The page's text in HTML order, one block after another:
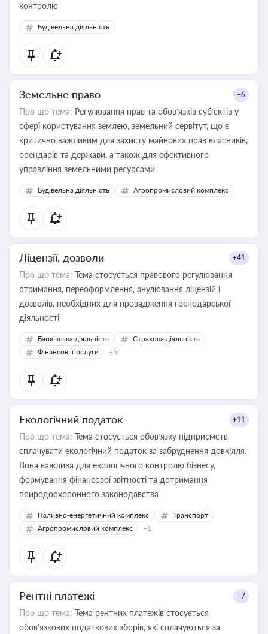
контролю
Будівельна діяльність
Земельне право +6
Про що тема: Регулювання прав та обов’язків суб’єктів у
сфері користування землею, земельний сервітут, що є
критично важливим для захисту майнових прав власників,
орендарів та держави, а також для ефективного
управління земельними ресурсами
Будівельна діяльність Агропромисловий комплекс
Ліцензії, дозволи +41
Про що тема: Тема стосується правового регулювання
отримання, переоформлення, анулювання ліцензій і
дозволів, необхідних для провадження господарської
діяльності
Банківська діяльність
Страхова діяльність
Фінансові послуги
+5
Екологічний податок +11
Про що тема: Тема стосується обов’язку підприємств
сплачувати екологічний податок за забруднення довкілля.
Вона важлива для екологічного контролю бізнесу,
формування фінансової звітності та дотримання
природоохоронного законодавства
Паливно-енергетичний комплекс
Транспорт
Агропромисловий комплекс
+1
Рентні платежі +7
Про що тема: Тема рентних платежів стосується
обов’язкових податкових зборів, які сплачуються за